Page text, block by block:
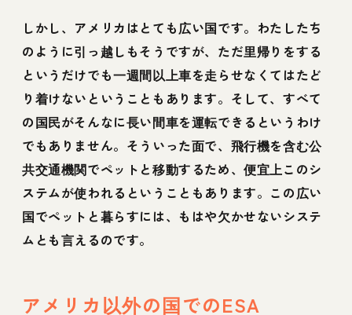
しかし、アメリカはとても広い国です。わたしたち
のように引っ越しもそうですが、ただ里帰りをする
というだけでも一週間以上車を走らせなくてはたど
り着けないということもあります。そして、すべて
の国民がそんなに長い間車を運転できるというわけ
でもありません。そういった面で、飛行機を含む公
共交通機関でペットと移動するため、便宜上このシ
ステムが使われるということもあります。この広い
国でペットと暮らすには、もはや欠かせないシステ
ムとも言えるのです。
アメリカ以外の国でのESA